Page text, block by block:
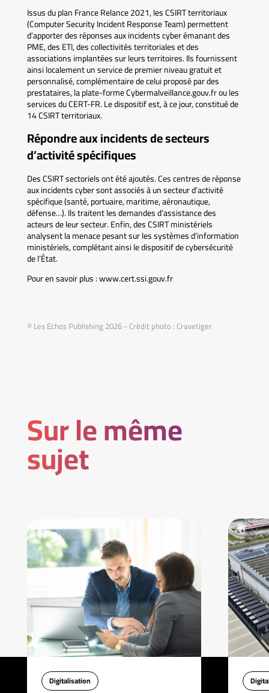
Issus du plan France Relance 2021, les CSIRT territoriaux
(Computer Security Incident Response Team) permettent
d’apporter des réponses aux incidents cyber émanant des
PME, des ETI, des collectivités territoriales et des
associations implantées sur leurs territoires. Ils fournissent
ainsi localement un service de premier niveau gratuit et
personnalisé, complémentaire de celui proposé par des
prestataires, la plate-forme Cybermalveillance.gouv.fr ou les
services du CERT-FR. Le dispositif est, à ce jour, constitué de
14 CSIRT territoriaux.
Répondre aux incidents de secteurs
d’activité spécifiques
Des CSIRT sectoriels ont été ajoutés. Ces centres de réponse
aux incidents cyber sont associés à un secteur d’activité
spécifique (santé, portuaire, maritime, aéronautique,
défense…). Ils traitent les demandes d’assistance des
acteurs de leur secteur. Enfin, des CSIRT ministériels
analysent la menace pesant sur les systèmes d’information
ministériels, complétant ainsi le dispositif de cybersécurité
de l’État.
Pour en savoir plus : www.cert.ssi.gouv.fr
© Les Echos Publishing 2026 - Crédit photo : Cravetiger
Sur le même
sujet
Digitalisation